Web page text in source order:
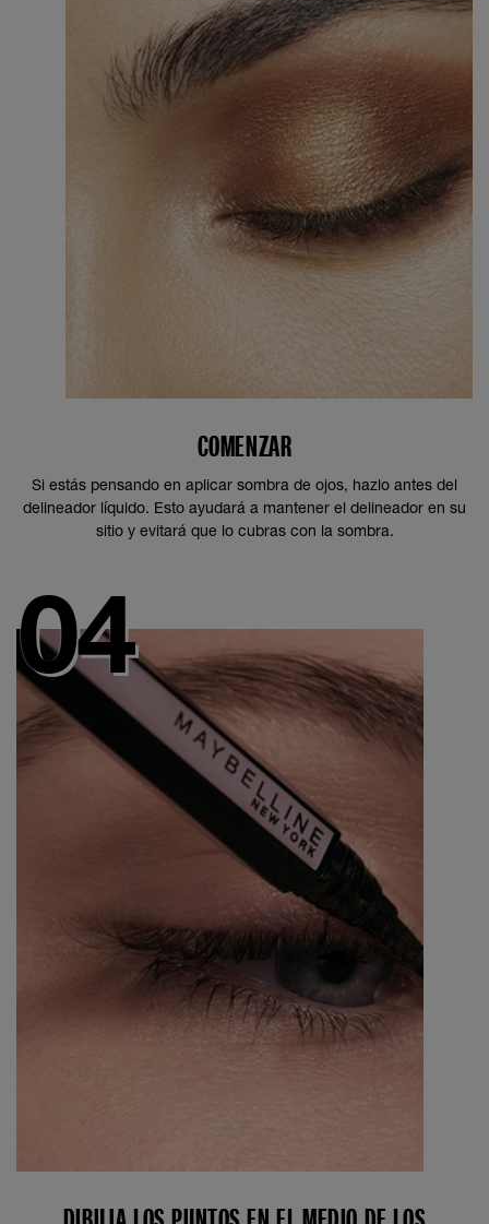
COMENZAR
Si estás pensando en aplicar sombra de ojos, hazlo antes del
delineador líquido. Esto ayudará a mantener el delineador en su
sitio y evitará que lo cubras con la sombra.